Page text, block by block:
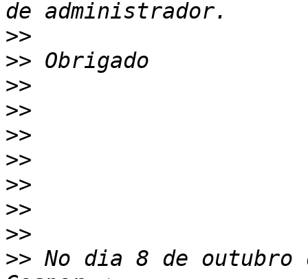
>>
>>
>>
>>
>>
>>
>>
>>
>>
>> No dia 8 de outubro